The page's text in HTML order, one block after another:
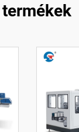
termékek